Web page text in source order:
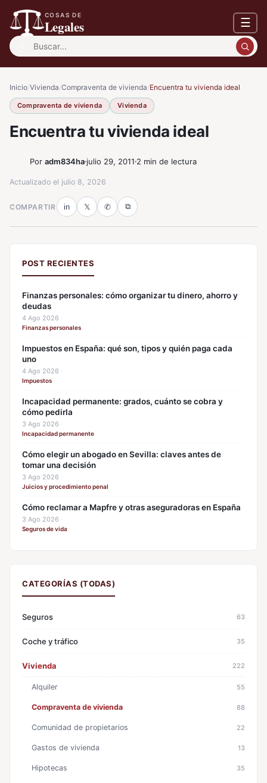
COSAS DE
Legales ☰
Buscar:
Inicio/Vivienda/Compraventa de vivienda/Encuentra tu vivienda ideal
Compraventa de vivienda Vivienda
Encuentra tu vivienda ideal
Por adm834ha julio 29, 2011 2 min de lectura
Actualizado el julio 8, 2026
COMPARTIR in 𝕏 ✆ ⧉
POST RECIENTES
Finanzas personales: cómo organizar tu dinero, ahorro y
deudas
4 Ago 2026 ·
Finanzas personales
Impuestos en España: qué son, tipos y quién paga cada
uno
4 Ago 2026 ·
Impuestos
Incapacidad permanente: grados, cuánto se cobra y
cómo pedirla
3 Ago 2026 ·
Incapacidad permanente
Cómo elegir un abogado en Sevilla: claves antes de
tomar una decisión
3 Ago 2026 ·
Juicios y procedimiento penal
Cómo reclamar a Mapfre y otras aseguradoras en España
3 Ago 2026 ·
Seguros de vida
CATEGORÍAS (TODAS)
Seguros 63
Coche y tráfico 35
Vivienda 222
Alquiler 55
Compraventa de vivienda 88
Comunidad de propietarios 22
Gastos de vivienda 13
Hipotecas 35